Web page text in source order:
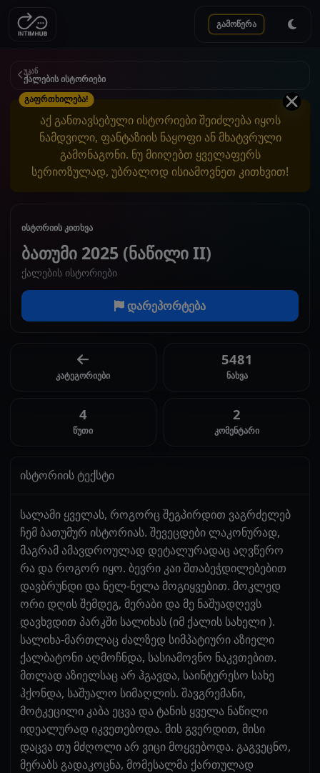
გამოწერა
უკან
ქალების ისტორიები
გაფრთხილება!
აქ განთავსებული ისტორიები შეიძლება იყოს
ნამდვილი, ფანტაზიის ნაყოფი ან მხატვრული
გამონაგონი. ნუ მიიღებთ ყველაფერს
სერიოზულად, უბრალოდ ისიამოვნეთ კითხვით!
ისტორიის კითხვა
ბათუმი 2025 (ნაწილი II)
ქალების ისტორიები
დარეპორტება
კატეგორიები
5481
ნახვა
4
წუთი
2
კომენტარი
ისტორიის ტექსტი
სალამი ყველას, როგორც შეგპირდით ვაგრძელებ
ჩემ ბათუმურ ისტორიას. შევეცდები ლაკონურად,
მაგრამ ამავდროულად დეტალურადაც აღვწერო
რა და როგორ იყო. ბევრი კაი შთაბეჭდილებებით
დავბრუნდი და ნელ-ნელა მოგიყვებით. მოკლედ
ორი დღის შემდეგ, მერაბი და მე ნაშუადღევს
დავხვდით პარკში სალიხას (იმ ქალის სახელი ).
სალიხა-მართლაც ძალზედ სიმპატიური აზიელი
ქალბატონი აღმოჩნდა, სასიამოვნო ნაკვთებით.
მთლად აზიელსაც არ ჰგავდა, საინტერესო სახე
ჰქონდა, საშუალო სიმაღლის. შავგრემანი,
მოტკეცილი კაბა ეცვა და ტანის ყველა ნაწილი
იდეალურად იკვეთებოდა. მის გვერდით, მისი
დაცვა თუ მძღოლი არ ვიცი მოყვებოდა. გაგვეცნო,
მერაბს გადაკოცნა, მომესალმა ქართულად